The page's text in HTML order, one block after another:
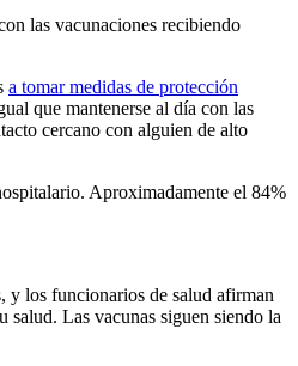
las vacunaciones recibiendo
a tomar medidas de protección
que mantenerse al día con las
cercano con alguien de alto
Aproximadamente el 84%
y los funcionarios de salud afirman
salud. Las vacunas siguen siendo la